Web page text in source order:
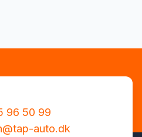
96 50 99
auto.dk